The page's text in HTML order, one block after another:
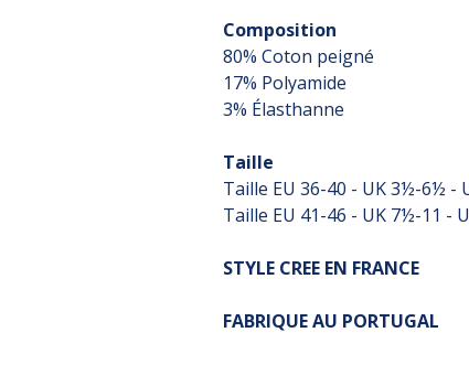
Composition
80% Coton peigné
17% Polyamide
3% Élasthanne
Taille
Taille EU 36-40 - UK 3½-6½ -
Taille EU 41-46 - UK 7½-11 -
STYLE CREE EN FRANCE
FABRIQUE AU PORTUGAL